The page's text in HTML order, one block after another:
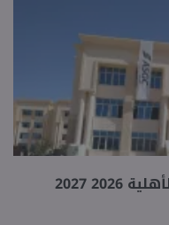
مصاريف جامعة شرق بورسعيد الأهلية 2026 2027